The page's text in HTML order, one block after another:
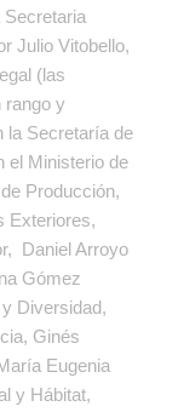
Secretaria
Julio Vitobello,
(las
rango y
la Secretaría de
el Ministerio de
Producción,
Exteriores,
Daniel Arroyo
Gómez
Diversidad,
Ginés
Eugenia
y Hábitat,